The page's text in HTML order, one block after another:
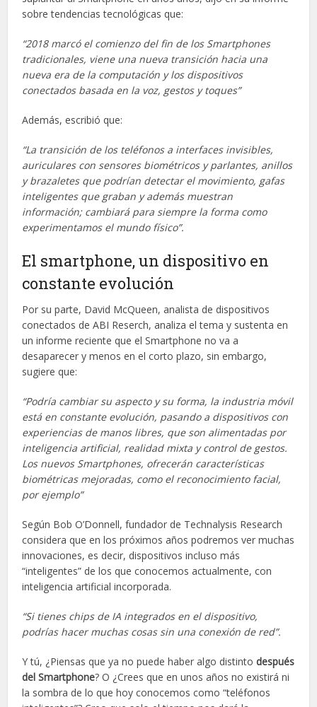
sobre tendencias tecnológicas que:
“2018 marcó el comienzo del fin de los Smartphones
tradicionales, viene una nueva transición hacia una
nueva era de la computación y los dispositivos
conectados basada en la voz, gestos y toques”
Además, escribió que:
“La transición de los teléfonos a interfaces invisibles,
auriculares con sensores biométricos y parlantes, anillos
y brazaletes que podrían detectar el movimiento, gafas
inteligentes que graban y además muestran
información; cambiará para siempre la forma como
experimentamos el mundo físico”.
El smartphone, un dispositivo en
constante evolución
Por su parte, David McQueen, analista de dispositivos
conectados de ABI Reserch, analiza el tema y sustenta en
un informe reciente que el Smartphone no va a
desaparecer y menos en el corto plazo, sin embargo,
sugiere que:
“Podría cambiar su aspecto y su forma, la industria móvil
está en constante evolución, pasando a dispositivos con
experiencias de manos libres, que son alimentadas por
inteligencia artificial, realidad mixta y control de gestos.
Los nuevos Smartphones, ofrecerán características
biométricas mejoradas, como el reconocimiento facial,
por ejemplo”
Según Bob O’Donnell, fundador de Technalysis Research
considera que en los próximos años podremos ver muchas
innovaciones, es decir, dispositivos incluso más
“inteligentes” de los que conocemos actualmente, con
inteligencia artificial incorporada.
“Si tienes chips de IA integrados en el dispositivo,
podrías hacer muchas cosas sin una conexión de red”.
Y tú, ¿Piensas que ya no puede haber algo distintodespués
del Smartphone? O ¿Crees que en unos años no existirá ni
la sombra de lo que hoy conocemos como “teléfonos